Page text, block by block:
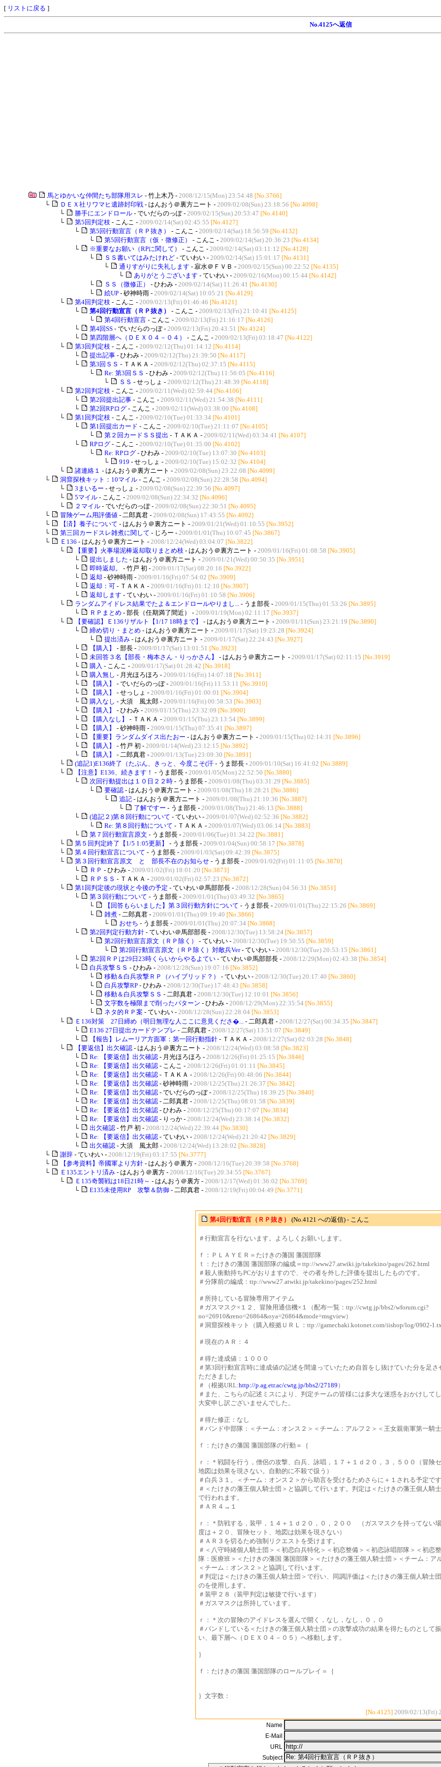
[ リストに戻る ]
No.4125へ返信
馬とゆかいな仲間たち部隊用スレ - 竹上木乃 - 2008/12/15(Mon) 23:54:48 [No.3766]
└
ＤＥＸ社リワマヒ遺跡封印戦 - はんおう＠裏方ニート - 2009/02/08(Sun) 23:18:56 [No.4098]
└
勝手にエンドロール - でいだらのっぽ - 2009/02/15(Sun) 20:53:47 [No.4140]
└
第5回判定枝 - こんこ - 2009/02/14(Sat) 02:45:55 [No.4127]
└
第5回行動宣言（ＲＰ抜き） - こんこ - 2009/02/14(Sat) 18:56:59 [No.4132]
└
第5回行動宣言（仮・微修正） - こんこ - 2009/02/14(Sat) 20:36:23 [No.4134]
└
※重要なお願い（RPに関して） - こんこ - 2009/02/14(Sat) 03:11:12 [No.4128]
└
ＳＳ書いてはみたけれど - ていわい - 2009/02/14(Sat) 15:01:17 [No.4131]
└
通りすがりに失礼します - 寂水＠ＦＶＢ - 2009/02/15(Sun) 00:22:52 [No.4135]
└
ありがとうございます - ていわい - 2009/02/16(Mon) 00:15:44 [No.4142]
└
ＳＳ（微修正） - ひわみ - 2009/02/14(Sat) 11:26:41 [No.4130]
└
絵UP - 砂神時雨 - 2009/02/14(Sat) 10:05:21 [No.4129]
└
第4回判定枝 - こんこ - 2009/02/13(Fri) 01:46:46 [No.4121]
└
第4回行動宣言（ＲＰ抜き） - こんこ - 2009/02/13(Fri) 21:10:41 [No.4125]
└
第4回行動宣言 - こんこ - 2009/02/13(Fri) 21:16:17 [No.4126]
└
第4回SS - でいだらのっぽ - 2009/02/13(Fri) 20:43:51 [No.4124]
└
第四階層へ（ＤＥＸ０４－０４） - こんこ - 2009/02/13(Fri) 03:18:47 [No.4122]
└
第3回判定枝 - こんこ - 2009/02/12(Thu) 01:14:12 [No.4114]
└
提出記事 - ひわみ - 2009/02/12(Thu) 21:39:50 [No.4117]
└
第3回ＳＳ - ＴＡＫＡ - 2009/02/12(Thu) 02:37:15 [No.4115]
└
Re: 第3回ＳＳ - ひわみ - 2009/02/12(Thu) 11:56:05 [No.4116]
└
ＳＳ - せっしょ - 2009/02/12(Thu) 21:48:39 [No.4118]
└
第2回判定枝 - こんこ - 2009/02/11(Wed) 02:59:44 [No.4106]
└
第2回提出記事 - こんこ - 2009/02/11(Wed) 21:54:38 [No.4111]
└
第2回RPログ - こんこ - 2009/02/11(Wed) 03:38:00 [No.4108]
└
第1回判定枝 - こんこ - 2009/02/10(Tue) 01:33:34 [No.4101]
└
第1回提出カード - こんこ - 2009/02/10(Tue) 21:11:07 [No.4105]
└
第２回カードＳＳ提出 - ＴＡＫＡ - 2009/02/11(Wed) 03:34:41 [No.4107]
└
RPログ - こんこ - 2009/02/10(Tue) 01:35:00 [No.4102]
└
Re: RPログ - ひわみ - 2009/02/10(Tue) 13:07:30 [No.4103]
└
919 - せっしょ - 2009/02/10(Tue) 15:02:32 [No.4104]
└
諸連絡１ - はんおう＠裏方ニート - 2009/02/08(Sun) 23:22:08 [No.4099]
└
洞窟探検キット：10マイル - こんこ - 2009/02/08(Sun) 22:28:58 [No.4094]
└
3まいるー - せっしょ - 2009/02/08(Sun) 22:39:56 [No.4097]
└
5マイル - こんこ - 2009/02/08(Sun) 22:34:32 [No.4096]
└
２マイル - でいだらのっぽ - 2009/02/08(Sun) 22:30:51 [No.4095]
└
冒険ゲーム用評価値 - 二郎真君 - 2009/02/08(Sun) 17:43:55 [No.4092]
└
【済】養子について - はんおう＠裏方ニート - 2009/01/21(Wed) 01:10:55 [No.3952]
└
第三回カードスレ雑煮に関して - じろー - 2009/01/01(Thu) 10:07:45 [No.3867]
└
Ｅ136 - はんおう＠裏方ニート - 2008/12/24(Wed) 03:04:07 [No.3822]
└
【重要】火事場泥棒返却取りまとめ枝 - はんおう＠裏方ニート - 2009/01/16(Fri) 01:08:58 [No.3905]
└
提出しました - はんおう＠裏方ニート - 2009/01/21(Wed) 00:50:35 [No.3951]
└
即時返却。 - 竹戸 初 - 2009/01/17(Sat) 08:20:16 [No.3922]
└
返却 - 砂神時雨 - 2009/01/16(Fri) 07:54:02 [No.3909]
└
返却：可 - ＴＡＫＡ - 2009/01/16(Fri) 01:12:10 [No.3907]
└
返却します - ていわい - 2009/01/16(Fri) 01:10:58 [No.3906]
└
ランダムアイドレス結果でたよ＆エンドロールやりまし... - うま部長 - 2009/01/15(Thu) 01:53:26 [No.3895]
└
ＲＰまとめ - 部長（任期満了間近） - 2009/01/19(Mon) 02:11:17 [No.3937]
└
【要確認】Ｅ136リザルト【1/17 18時まで】 - はんおう＠裏方ニート - 2009/01/11(Sun) 23:21:19 [No.3890]
└
締め切り・まとめ - はんおう＠裏方ニート - 2009/01/17(Sat) 19:23:28 [No.3924]
└
提出済み - はんおう＠裏方ニート - 2009/01/17(Sat) 22:24:43 [No.3927]
└
【購入】 - 部長 - 2009/01/17(Sat) 13:01:51 [No.3923]
└
未回答３名【部長・梅本さん・りっかさん】 - はんおう＠裏方ニート - 2009/01/17(Sat) 02:11:15 [No.3919]
└
購入 - こんこ - 2009/01/17(Sat) 01:28:42 [No.3918]
└
購入無し - 月光ほろほろ - 2009/01/16(Fri) 14:07:18 [No.3911]
└
【購入】 - でいだらのっぽ - 2009/01/16(Fri) 11:53:11 [No.3910]
└
【購入】 - せっしょ - 2009/01/16(Fri) 01:00:01 [No.3904]
└
購入なし - 大須 風太郎 - 2009/01/16(Fri) 00:58:53 [No.3903]
└
【購入】 - ひわみ - 2009/01/15(Thu) 23:32:09 [No.3900]
└
【購入なし】 - ＴＡＫＡ - 2009/01/15(Thu) 23:13:54 [No.3899]
└
【購入】 - 砂神時雨 - 2009/01/15(Thu) 07:35:41 [No.3897]
└
【重要】ランダムダイス出たおー - はんおう＠裏方ニート - 2009/01/15(Thu) 02:14:31 [No.3896]
└
【購入】 - 竹戸 初 - 2009/01/14(Wed) 23:12:15 [No.3892]
└
【購入】 - 二郎真君 - 2009/01/13(Tue) 23:09:30 [No.3891]
└
(追記1)E136終了（たぶん、きっと、今度こそ(汗 - うま部長 - 2009/01/10(Sat) 16:41:02 [No.3889]
└
【注意】E136、続きます！ - うま部長 - 2009/01/05(Mon) 22:52:50 [No.3880]
└
次回行動提出は１０日２２時 - うま部長 - 2009/01/08(Thu) 03:31:29 [No.3885]
└
要確認 - はんおう＠裏方ニート - 2009/01/08(Thu) 18:28:21 [No.3886]
└
追記 - はんおう＠裏方ニート - 2009/01/08(Thu) 21:10:36 [No.3887]
└
了解ですー - うま部長 - 2009/01/08(Thu) 21:46:13 [No.3888]
└
(追記２)第８回行動について - ていわい - 2009/01/07(Wed) 02:52:36 [No.3882]
└
Re: 第８回行動について - ＴＡＫＡ - 2009/01/07(Wed) 03:06:14 [No.3883]
└
第７回行動宣言原文 - うま部長 - 2009/01/06(Tue) 01:34:22 [No.3881]
└
第５回判定終了【1/5 1:05更新】 - うま部長 - 2009/01/04(Sun) 00:58:17 [No.3878]
└
第４回行動宣言について - うま部長 - 2009/01/03(Sat) 09:42:39 [No.3875]
└
第３回行動宣言原文 と 部長不在のお知らせ - うま部長 - 2009/01/02(Fri) 01:11:05 [No.3870]
└
ＲＰ - ひわみ - 2009/01/02(Fri) 18:01:20 [No.3873]
└
ＲＰＳＳ - ＴＡＫＡ - 2009/01/02(Fri) 02:57:23 [No.3872]
└
第1回判定後の現状と今後の予定 - ていわい＠馬部部長 - 2008/12/28(Sun) 04:56:31 [No.3851]
└
第３回行動について - うま部長 - 2009/01/01(Thu) 03:49:32 [No.3865]
└
【回答もらいました】第３回行動方針について - うま部長 - 2009/01/01(Thu) 22:15:26 [No.3869]
└
雑煮 - 二郎真君 - 2009/01/01(Thu) 09:19:40 [No.3866]
└
おせち - うま部長 - 2009/01/01(Thu) 20:07:34 [No.3868]
└
第2回判定行動方針 - ていわい＠馬部部長 - 2008/12/30(Tue) 13:58:24 [No.3857]
└
第2回行動宣言原文（ＲＰ除く） - ていわい - 2008/12/30(Tue) 19:50:55 [No.3859]
└
第2回行動宣言原文（ＲＰ除く）対敵兵Ver- ていわい - 2008/12/30(Tue) 20:53:15 [No.3861]
└
第2回ＲＰは29日23時くらいからやるよてい - ていわい＠馬部部長 - 2008/12/29(Mon) 02:43:38 [No.3854]
└
白兵攻撃ＳＳ - ひわみ - 2008/12/28(Sun) 19:07:16 [No.3852]
└
移動＆白兵攻撃ＲＰ（ハイブリッド？） - ていわい - 2008/12/30(Tue) 20:17:40 [No.3860]
└
白兵攻撃RP - ひわみ - 2008/12/30(Tue) 17:48:43 [No.3858]
└
移動＆白兵攻撃ＳＳ - 二郎真君 - 2008/12/30(Tue) 12:10:01 [No.3856]
└
文字数を極限まで削ったパターン - ひわみ - 2008/12/29(Mon) 22:35:54 [No.3855]
└
ネタ的ＲＰ案 - ていわい - 2008/12/28(Sun) 22:28:04 [No.3853]
└
Ｅ136対策 27日締め（明日無理な人ここに意見くださ�... - 二郎真君 - 2008/12/27(Sat) 00:34:35 [No.3847]
└
E136 27日提出カードテンプレ - 二郎真君 - 2008/12/27(Sat) 13:51:07 [No.3849]
└
【報告】レムーリア方面軍：第一回行動指針 - ＴＡＫＡ - 2008/12/27(Sat) 02:03:28 [No.3848]
└
【要返信】出欠確認 - はんおう＠裏方ニート - 2008/12/24(Wed) 03:08:58 [No.3823]
└
Re: 【要返信】出欠確認 - 月光ほろほろ - 2008/12/26(Fri) 01:25:15 [No.3846]
└
Re: 【要返信】出欠確認 - こんこ - 2008/12/26(Fri) 01:01:11 [No.3845]
└
Re: 【要返信】出欠確認 - ＴＡＫＡ - 2008/12/26(Fri) 00:48:06 [No.3844]
└
Re: 【要返信】出欠確認 - 砂神時雨 - 2008/12/25(Thu) 21:26:37 [No.3842]
└
Re: 【要返信】出欠確認 - でいだらのっぽ - 2008/12/25(Thu) 18:39:25 [No.3840]
└
Re: 【要返信】出欠確認 - 二郎真君 - 2008/12/25(Thu) 08:01:58 [No.3839]
└
Re: 【要返信】出欠確認 - ひわみ - 2008/12/25(Thu) 00:17:07 [No.3834]
└
Re: 【要返信】出欠確認 - りっか - 2008/12/24(Wed) 23:38:14 [No.3832]
└
出欠確認 - 竹戸 初 - 2008/12/24(Wed) 22:39:44 [No.3830]
└
Re: 【要返信】出欠確認 - ていわい - 2008/12/24(Wed) 21:20:42 [No.3829]
└
出欠確認 - 大須 風太郎 - 2008/12/24(Wed) 13:28:02 [No.3828]
└
謝辞 - ていわい - 2008/12/19(Fri) 03:17:55 [No.3777]
└
【参考資料】帝國軍より方針 - はんおう＠裏方 - 2008/12/16(Tue) 20:39:58 [No.3768]
└
Ｅ135エントリ済み - はんおう＠裏方 - 2008/12/16(Tue) 20:34:55 [No.3767]
└
Ｅ135奇襲戦は18日21時～ - はんおう＠裏方 - 2008/12/17(Wed) 01:36:02 [No.3769]
└
E135未使用RP 攻撃＆防御 - 二郎真君 - 2008/12/19(Fri) 00:04:49 [No.3771]
第4回行動宣言（ＲＰ抜き） (No.4121 への返信) - こんこ
＃行動宣言を行ないます。よろしくお願いします。
ｆ：ＰＬＡＹＥＲ＝たけきの藩国 藩国部隊
ｔ：たけきの藩国 藩国部隊の編成＝ttp://www27.atwiki.jp/takekino/pages/262.html
＃殺人衝動持ちPCがおりますので、その者を外した評価を提出したものです。
＃分隊前の編成：ttp://www27.atwiki.jp/takekino/pages/252.html
＃所持している冒険専用アイテム
＃ガスマスク×１２、冒険用通信機×１（配布一覧：ttp://cwtg.jp/bbs2/wforum.cgi?
no=26910&reno=26864&oya=26864&mode=msgview）
＃洞窟探検キット（購入根拠ＵＲＬ：ttp://gamechaki.kotonet.com/iishop/log/0902-
＃現在のＡＲ：４
＃得た達成値：１０００
＃第3回行動宣言時に達成値の記述を間違っていたため自首をし抜けていた分を足さ
ただきました
＃（根拠URL:http://p.ag.etr.ac/cwtg.jp/bbs2/27189 ）
＃また、こちらの記述ミスにより、判定チームの皆様には多大な迷惑をおかけして
大変申し訳ございませんでした。
＃得た修正：なし
＃バンド中部隊：＜チーム：オンス２＞＜チーム：アルフ２＞＜王女親衛軍第一騎
ｆ：たけきの藩国 藩国部隊の行動＝｛
ｒ：＊戦闘を行う，僧侶の攻撃、白兵、詠唱，１７＋１ｄ２０，３，５００（冒険
地図は効果を現さない。自動的に不殺で扱う）
＃白兵３１。＜チーム：オンス２＞から助言を受けるためさらに＋１される予定で
＃＜たけきの藩王個人騎士団＞と協調して行います。判定は＜たけきの藩王個人騎
で行われます。
＃ＡＲ４→１
ｒ：＊防戦する，装甲，１４＋１ｄ２０，０，２００ （ガスマスクを持ってない
度は＋２０、冒険セット、地図は効果を現さない）
＃ＡＲ３を切るため強制リクエストを受けます。
＃＜八守時緒個人騎士団＞＜初恋白兵特化＞＜初恋整備＞＜初恋詠唱部隊＞＜初恋
隊：医療班＞＜たけきの藩国 藩国部隊＞＜たけきの藩王個人騎士団＞＜チーム：ア
＜チーム：オンス２＞と協調して行います。
＃判定は＜たけきの藩王個人騎士団＞で行い、同調評価は＜たけきの藩王個人騎士
のを使用します。
＃装甲２８（装甲判定は敏捷で行います）
＃ガスマスクは所持しています。
ｒ：＊次の冒険のアイドレスを選んで開く，なし，なし，０，０
＃バンドしている＜たけきの藩王個人騎士団＞の攻撃成功の結果を得たものとして
い、最下層へ（ＤＥＸ０４－０５）へ移動します。
｝
ｆ：たけきの藩国 藩国部隊のロールプレイ＝｛
｝文字数：
[No.4125] 2009/02/13(Fri)
Name
E-Mail
URL
Subject